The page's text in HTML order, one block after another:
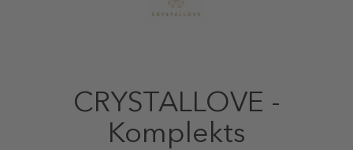
CRYSTALLOVE -
Komplekts